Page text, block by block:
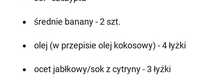
średnie banany - 2 szt.
olej (w przepisie olej kokosowy) - 4 łyżki
ocet jabłkowy/sok z cytryny - 3 łyżki